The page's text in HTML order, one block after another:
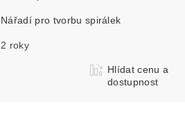
Nářadí pro tvorbu spirálek
2 roky
Hlídat cenu a
dostupnost